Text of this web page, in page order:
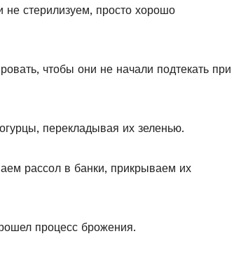
стерилизуем, просто хорошо
чтобы они не начали подтекать при
перекладывая их зеленью.
рассол в банки, прикрываем их
процесс брожения.